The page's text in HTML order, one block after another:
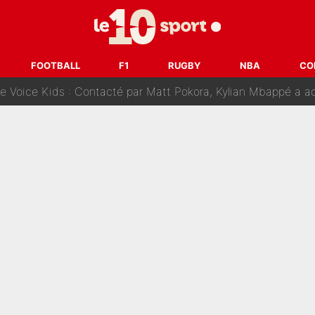
FOOTBALL F1 RUGBY NBA
le transfert de Max Verstappen qui pourrait «faire des
PSG : Voilà pourquoi le Real Madrid a accepté de payer la somme
Kids : Contacté par Matt Pokora, Kylian Mbappé a